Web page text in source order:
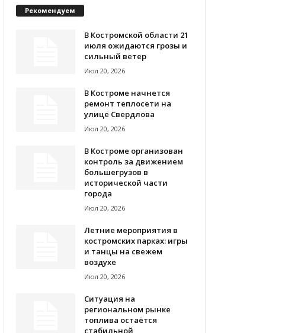
Рекомендуем
В Костромской области 21
июля ожидаются грозы и
сильный ветер
Июл 20, 2026
В Костроме начнется
ремонт теплосети на
улице Свердлова
Июл 20, 2026
В Костроме организован
контроль за движением
большегрузов в
исторической части
города
Июл 20, 2026
Летние мероприятия в
костромских парках: игры
и танцы на свежем
воздухе
Июл 20, 2026
Ситуация на
региональном рынке
топлива остаётся
стабильной